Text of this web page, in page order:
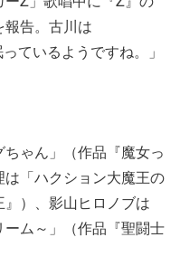
告。古川は
ているようですね。」
ゃん」（作品『魔女っ
「ハクション大魔王の
）、影山ヒロノブは
ーム～」（作品​『聖闘士